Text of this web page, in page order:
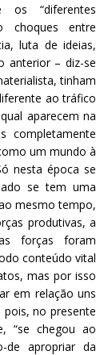
os “diferentes
choques entre
luta de ideias,
anterior – diz-se
tinham
ao tráfico
aparecem na
completamente
um mundo à
nesta época se
se tem uma
mesmo tempo,
produtivas, a
forças foram
conteúdo vital
mas por isso
em relação uns
pois, no presente
“se chegou ao
apropriar da